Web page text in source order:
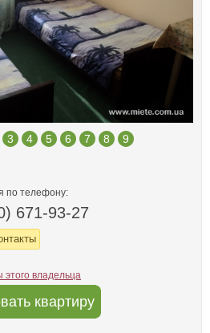
3 4 5 6 7 8 9
по телефону:
671-93-27
этого владельца
квартиру